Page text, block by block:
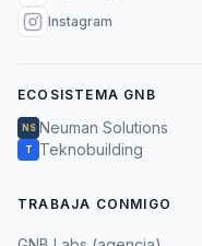
Instagram
ECOSISTEMA GNB
NS Neuman Solutions
T Teknobuilding
TRABAJA CONMIGO